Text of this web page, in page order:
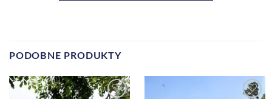
PODOBNE PRODUKTY